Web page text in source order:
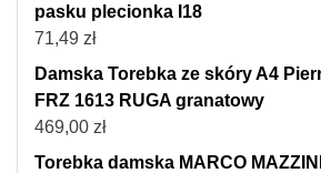
pasku plecionka I18
71,49 zł
Damska Torebka ze skóry A4
FRZ 1613 RUGA granatowy
469,00 zł
Torebka damska MARCO